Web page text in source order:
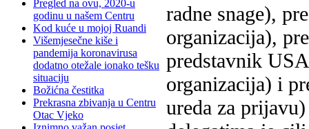
Pregled na ovu, 2020-u
godinu u našem Centru
Kod kuće u mojoj Ruandi
Višemjesečne kiše i
pandemija koronavirusa
dodatno otežale ionako tešku
situaciju
Božićna čestitka
Prekrasna zbivanja u Centru
Otac Vjeko
radne snage),
organizacija),
predstavnik
organizacija) i
ureda za